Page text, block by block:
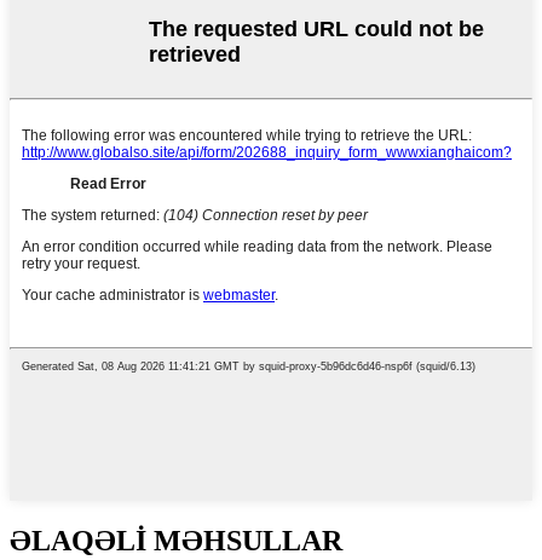
ƏLAQƏLİ MƏHSULLAR